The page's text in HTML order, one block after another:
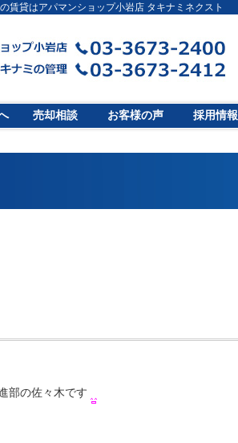
賃貸はアパマンショップ小岩店 タキナミネクスト
売却相談 お客様の声 採用情報
部の佐々木です